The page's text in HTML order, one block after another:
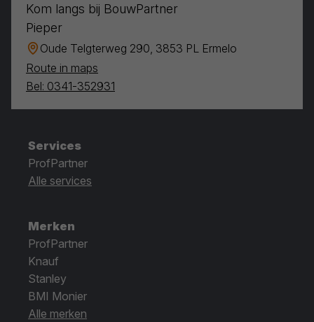
Kom langs bij BouwPartner
Pieper
Oude Telgterweg 290, 3853 PL Ermelo
Route in maps
Bel: 0341-352931
Services
ProfPartner
Alle services
Merken
ProfPartner
Knauf
Stanley
BMI Monier
Alle merken